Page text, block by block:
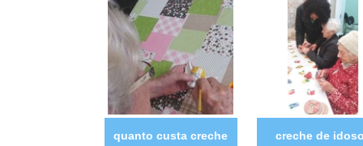
quanto custa creche
creche de